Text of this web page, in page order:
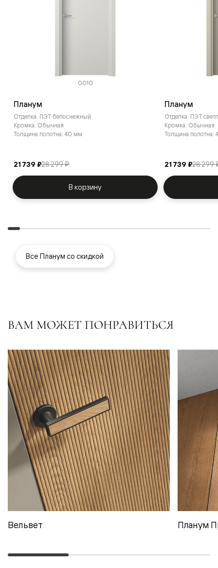
0010
Планум
Отделка: ПЭТ белоснежный
Кромка: Обычная
Толщина полотна: 40 мм
21 739 ₽28 299 ₽
В корзину
Планум
Отделка: ПЭТ
Кромка: Обычная
Толщина полотна:
21 739 ₽28 299
Все Планум со скидкой
ВАМ МОЖЕТ ПОНРАВИТЬСЯ
Вельвет Планум